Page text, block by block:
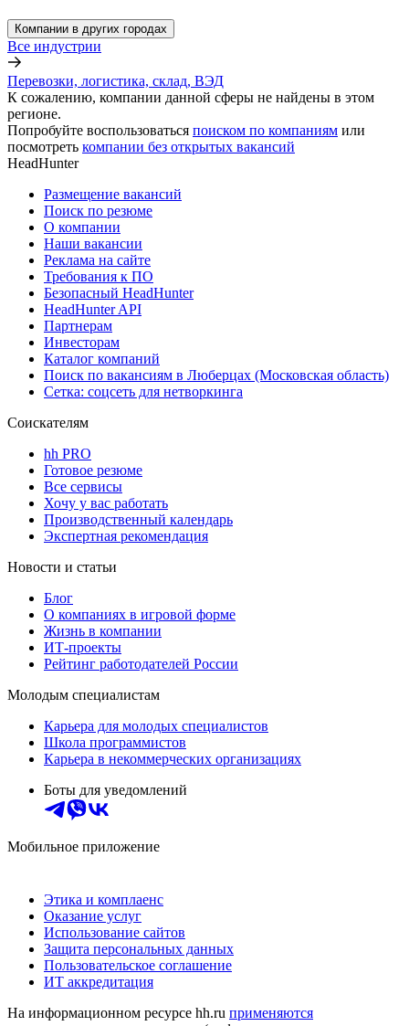
Компании в других городах
Все индустрии
Перевозки, логистика, склад, ВЭД
К сожалению, компании данной сферы не найдены в этом
регионе.
Попробуйте воспользоваться поиском по компаниям или
посмотреть компании без открытых вакансий
HeadHunter
Размещение вакансий
Поиск по резюме
О компании
Наши вакансии
Реклама на сайте
Требования к ПО
Безопасный HeadHunter
HeadHunter API
Партнерам
Инвесторам
Каталог компаний
Поиск по вакансиям в Люберцах (Московская область)
Сетка: соцсеть для нетворкинга
Соискателям
hh PRO
Готовое резюме
Все сервисы
Хочу у вас работать
Производственный календарь
Экспертная рекомендация
Новости и статьи
Блог
О компаниях в игровой форме
Жизнь в компании
ИТ-проекты
Рейтинг работодателей России
Молодым специалистам
Карьера для молодых специалистов
Школа программистов
Карьера в некоммерческих организациях
Боты для уведомлений
Мобильное приложение
Этика и комплаенс
Оказание услуг
Использование сайтов
Защита персональных данных
Пользовательское соглашение
ИТ аккредитация
На информационном ресурсе hh.ru применяются